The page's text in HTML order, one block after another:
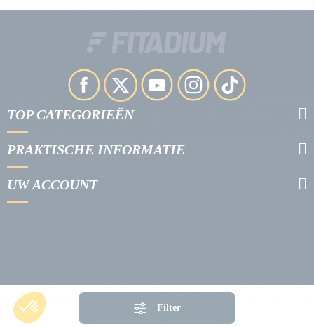
Filter
TOP CATEGORIEËN
PRAKTISCHE INFORMATIE
UW ACCOUNT